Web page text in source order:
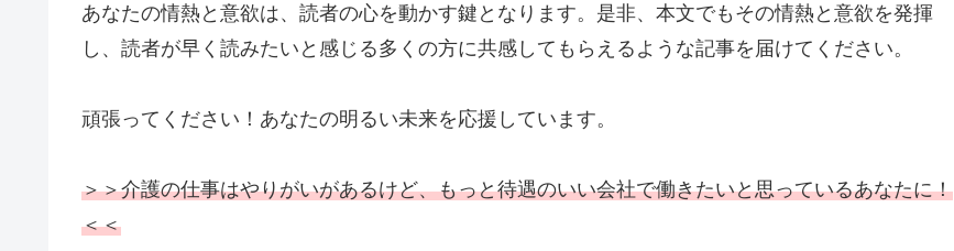
あなたの情熱と意欲は、読者の心を動かす鍵となります。是非、本文でもその情熱と意欲を発揮
し、読者が早く読みたいと感じる多くの方に共感してもらえるような記事を届けてください。
頑張ってください！あなたの明るい未来を応援しています。
＞＞介護の仕事はやりがいがあるけど、もっと待遇のいい会社で働きたいと思っているあなたに！
＜＜